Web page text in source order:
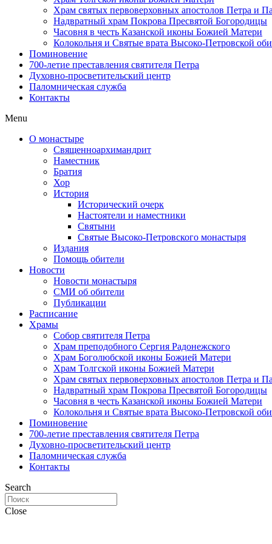
Храм святых первоверховных апостолов Петра и
Надвратный храм Покрова Пресвятой Богородицы
Часовня в честь Казанской иконы Божией Матери
Колокольня и Святые врата Высоко-Петровской
Поминовение
700-летие преставления святителя Петра
Духовно-просветительский центр
Паломническая служба
Контакты
Menu
О монастыре
Священноархимандрит
Наместник
Братия
Хор
История
Исторический очерк
Настоятели и наместники
Святыни
Святые Высоко-Петровского монастыря
Издания
Помощь обители
Новости
Новости монастыря
СМИ об обители
Публикации
Расписание
Храмы
Собор святителя Петра
Храм преподобного Сергия Радонежского
Храм Боголюбской иконы Божией Матери
Храм Толгской иконы Божией Матери
Храм святых первоверховных апостолов Петра и
Надвратный храм Покрова Пресвятой Богородицы
Часовня в честь Казанской иконы Божией Матери
Колокольня и Святые врата Высоко-Петровской
Поминовение
700-летие преставления святителя Петра
Духовно-просветительский центр
Паломническая служба
Контакты
Search
Close